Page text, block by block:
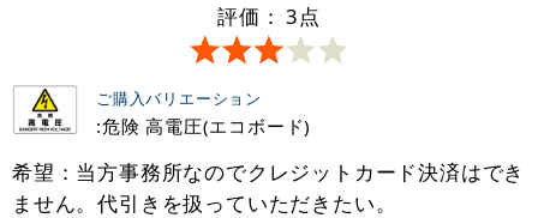
評価： 3点
ご購入バリエーション
:危険 高電圧(エコボード)
希望：当方事務所なのでクレジットカード決済はでき
ません。代引きを扱っていただきたい。